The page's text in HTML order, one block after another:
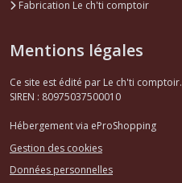
Fabrication Le ch'ti comptoir
Mentions légales
Ce site est édité par Le ch'ti comptoir.
SIREN : 80975037500010
Hébergement via eProShopping
Gestion des cookies
Données personnelles